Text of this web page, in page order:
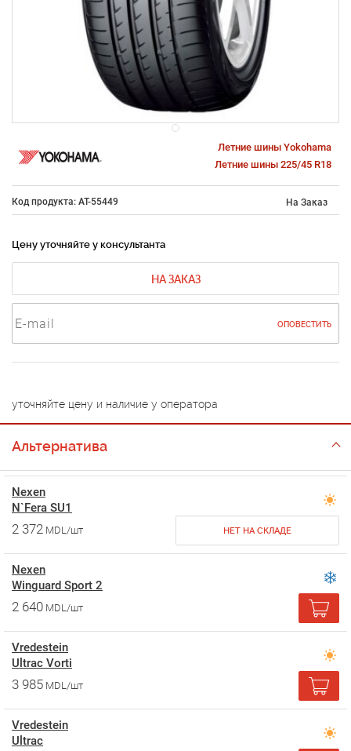
Летние шины Yokohama
Летние шины 225/45 R18
Код продукта: AT-55449 На Заказ
Цену уточняйте у консультанта
НА ЗАКАЗ
ОПОВЕСТИТЬ
уточняйте цену и наличие у оператора
Альтернатива
Nexen
N`Fera SU1
2 372 MDL/шт НЕТ НА СКЛАДЕ
Nexen
Winguard Sport 2
2 640 MDL/шт
Vredestein
Ultrac Vorti
3 985 MDL/шт
Vredestein
Ultrac